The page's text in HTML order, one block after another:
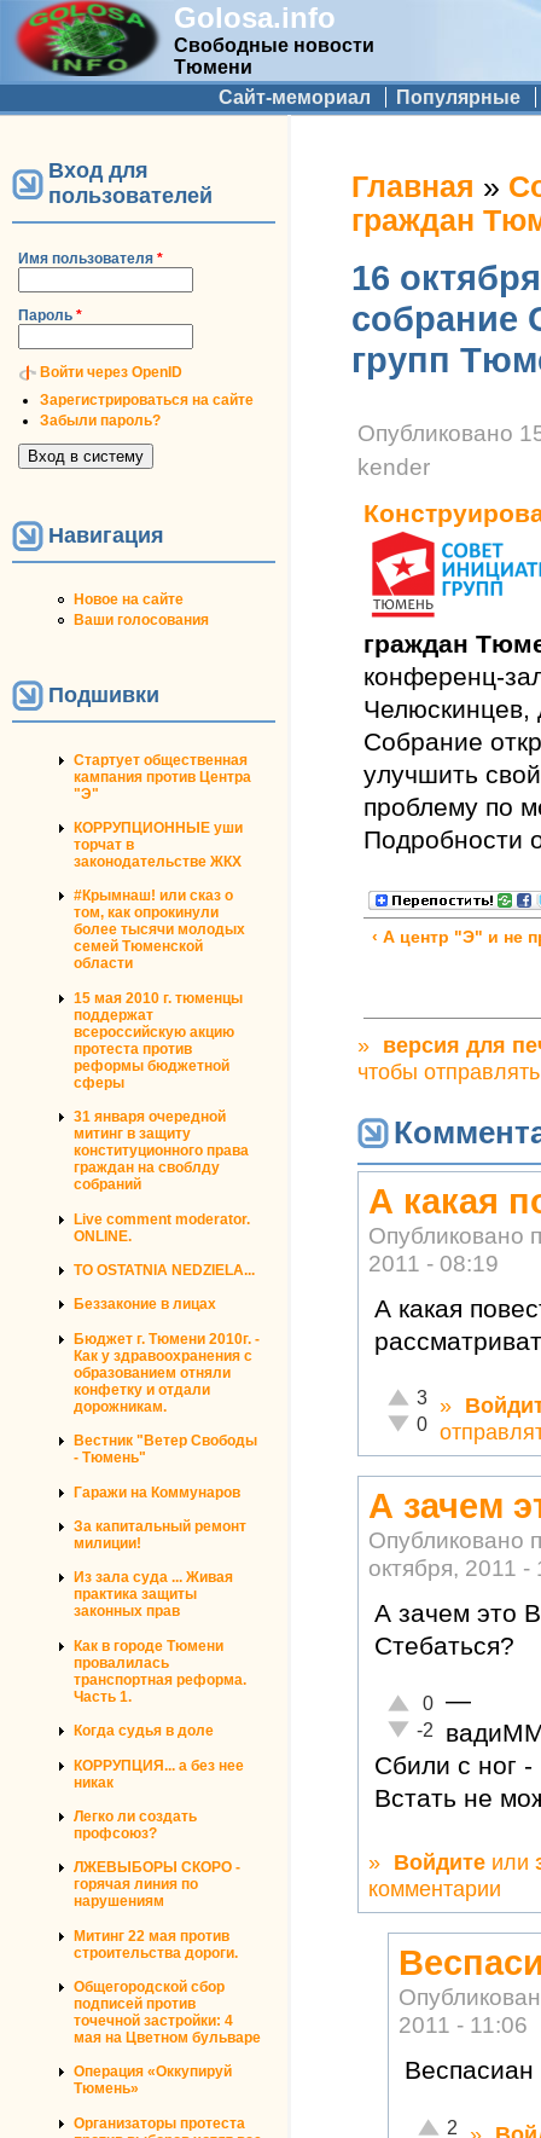
Golosa.info
Свободные новости
Тюмени
Дополнительное меню
Сайт-мемориал Популярные
Вход для
пользователей
Имя пользователя *
Пароль *
Войти через OpenID
Зарегистрироваться на сайте
Забыли пароль?
Навигация
Новое на сайте
Ваши голосования
Подшивки
Стартует общественная
кампания против Центра
"Э"
КОРРУПЦИОННЫЕ уши
торчат в
законодательстве ЖКХ
#Крымнаш! или сказ о
том, как опрокинули
более тысячи молодых
семей Тюменской
области
15 мая 2010 г. тюменцы
поддержат
всероссийскую акцию
протеста против
реформы бюджетной
сферы
31 января очередной
митинг в защиту
конституционного права
граждан на своблду
собраний
Live comment moderator.
ONLINE.
TO OSTATNIA NEDZIELA...
Беззаконие в лицах
Бюджет г. Тюмени 2010г. -
Как у здравоохранения с
образованием отняли
конфетку и отдали
дорожникам.
Вестник "Ветер Свободы
- Тюмень"
Гаражи на Коммунаров
За капитальный ремонт
милиции!
Из зала суда ... Живая
практика защиты
законных прав
Как в городе Тюмени
провалилась
транспортная реформа.
Часть 1.
Когда судья в доле
КОРРУПЦИЯ... а без нее
никак
Легко ли создать
профсоюз?
ЛЖЕВЫБОРЫ СКОРО -
горячая линия по
нарушениям
Митинг 22 мая против
строительства дороги.
Общегородской сбор
подписей против
точечной застройки: 4
мая на Цветном бульваре
Операция «Оккупируй
Тюмень»
Организаторы протеста
Вы здесь
Главная »
граждан
16
собрание
групп
Опубликовано
kender
граждан
конференц-
Челюскинцев,
Собрание
улучшить
проблему по
Подробности
‹ А центр "Э" и не
» версия для
чтобы
А какая
Опубликовано
2011 - 08:19
А какая
Отлично!
3
Неадекватно!
0
»
А зачем
Опубликовано
октября, 2011 -
А зачем это
Стебаться?
Отлично!
0
Неадекватно!
-2
—
Сбили с ног
Встать не
» Войдите или
комментарии
2011 - 11:06
Веспасиан
Отлично!
2